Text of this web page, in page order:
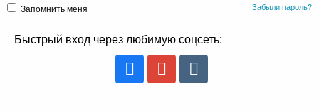
Запомнить меня Забыли пароль?
Быстрый вход через любимую соцсеть: